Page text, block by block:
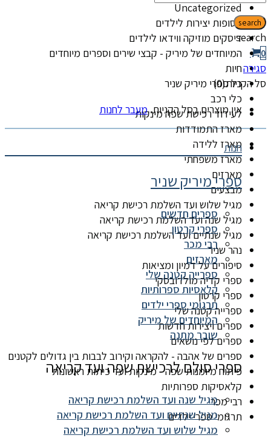
Uncategorized
אסופות יצירות לילדים
דיסקים מוזיקה ווידאו לילדים
המיוחדים של מיריק - קבצי שירים וספרים מיוחדים
חיות
כל ספרי מיריק שניר
כלי רכב
לעידוד רכישת שפה מינקות
מארז התמודדות
מארז ללידה
מארז משפחתי
מארזים
מבצעים
מגיל שלוש ועד השלמת רכישת קריאה
מגיל שנה ועד השלמת רכישת קריאה
מגיל שנתיים ועד השלמת רכישת קריאה
נהר שניר
סיפורים על דמיון ומציאות
ספרי קדיה מולדובסקי
ספרי קרטון
ספרייה קטנה שלי
ספרים ויצירות חדשות
ספרים לפי נושאים
ספרים של אהבה - להקראה וקירוב לבבות בין גדולים לקטנים
פיתוח מיומנות שפה - מינקות ועד כיתות ראשונות
קלאסיקות ספרותיות
רבי מכר
תרגומי ספרי ילדים
search
search
0
סגירה
סל הקניות(0)
אין מוצרים בסל הקניות. מעבר לחנות
חנות
ספרי מיריק שניר
ספרים חדשים
ספרי קרטון
רבי מכר
מארזים
ספרייה קטנה שלי
קלאסיות ספרותיות
תרגומי ספרי ילדים
המיוחדים של מיריק
שובר מתנה
ספרי סולם לרכישת שפה ועד קריאה
מגיל שנה ועד השלמת רכישת קריאה
מגיל שנתיים ועד השלמת רכישת קריאה
מגיל שלוש ועד השלמת רכישת קריאה